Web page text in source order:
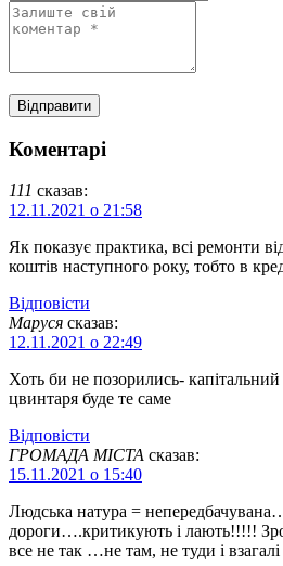
Коментарі
111 сказав:
12.11.2021 о 21:58
Як показує практика, всі ремонти
коштів наступного року, тобто в
Відповіcти
Маруся сказав:
12.11.2021 о 22:49
Хоть би не позорились- капітальний
цвинтаря буде те саме
Відповіcти
ГРОМАДА МІСТА сказав:
15.11.2021 о 15:40
Людська натура =
дороги….критикують і лають!!!!!
все не так …не там, не туди і